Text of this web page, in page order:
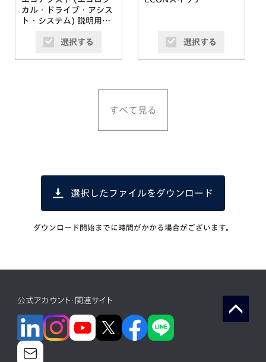
カル・ドライブ・アシス
ト・システム) 説明用イ
選択する
選択する
すべて見る
選択したファイルをダウンロード
ダウンロード開始までに時間がかかる場合がございます。
公式アカウント・関連サイト